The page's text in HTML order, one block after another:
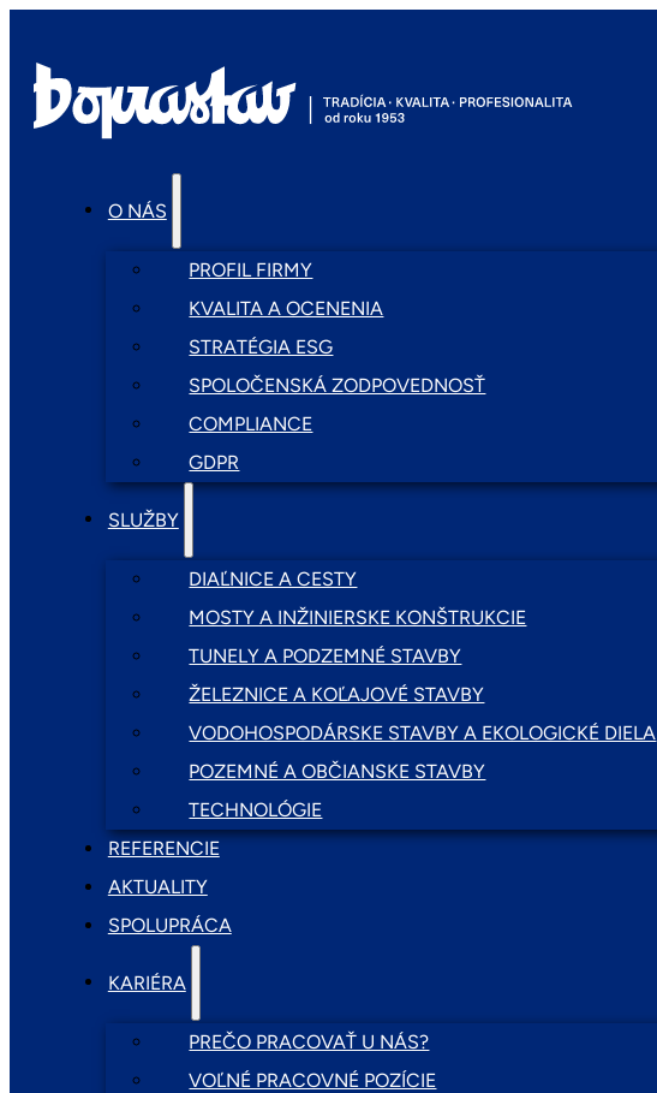
O NÁS
PROFIL FIRMY
KVALITA A OCENENIA
STRATÉGIA ESG
SPOLOČENSKÁ ZODPOVEDNOSŤ
COMPLIANCE
GDPR
SLUŽBY
DIAĽNICE A CESTY
MOSTY A INŽINIERSKE KONŠTRUKCIE
TUNELY A PODZEMNÉ STAVBY
ŽELEZNICE A KOĽAJOVÉ STAVBY
VODOHOSPODÁRSKE STAVBY A EKOLOGICKÉ DIELA
POZEMNÉ A OBČIANSKE STAVBY
TECHNOLÓGIE
REFERENCIE
AKTUALITY
SPOLUPRÁCA
KARIÉRA
PREČO PRACOVAŤ U NÁS?
VOĽNÉ PRACOVNÉ POZÍCIE